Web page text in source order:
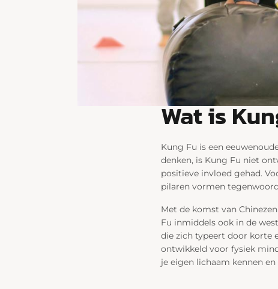
Wat is
Kung Fu is een
denken, is Kung Fu niet
positieve invloed gehad.
pilaren vormen
Met de komst van
Fu inmiddels ook in de
die zich typeert door korte
ontwikkeld voor fysiek
je eigen lichaam kennen